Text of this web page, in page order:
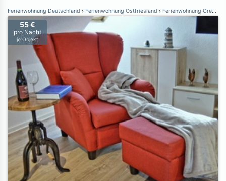
Ferienwohnung Deutschland Ferienwohnung Ostfriesland Ferienwohnung Greetsiel
55 €
pro Nacht
je Objekt